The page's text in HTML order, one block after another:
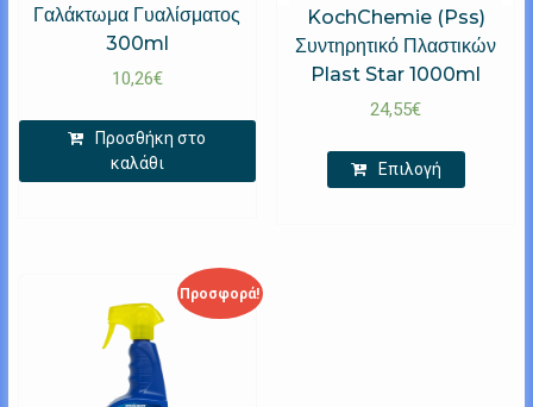
Γαλάκτωμα Γυαλίσματος
300ml
10,26€
Προσθήκη στο
καλάθι
KochChemie (Pss)
Συντηρητικό Πλαστικών
Plast Star 1000ml
24,55€
Επιλογή
Προσφορά!